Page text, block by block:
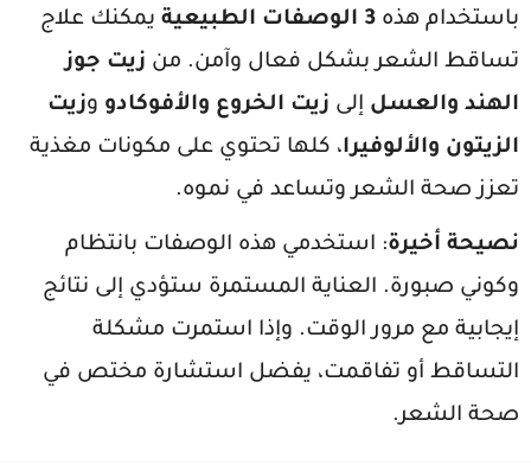
باستخدام هذه 3 الوصفات الطبيعية
يمكنك علاج
تساقط الشعر بشكل فعال وآمن. من زيت جوز
الهند والعسل إلى زيت الخروع والأفوكادو وزيت
الزيتون والألوفيرا، كلها تحتوي على مكونات مغذية
تعزز صحة الشعر وتساعد في نموه.
نصيحة أخيرة: استخدمي هذه الوصفات بانتظام
وكوني صبورة. العناية المستمرة ستؤدي إلى نتائج
إيجابية مع مرور الوقت. وإذا استمرت مشكلة
التساقط أو تفاقمت، يفضل استشارة مختص في
صحة الشعر.